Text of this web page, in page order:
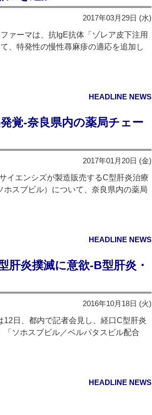
2017年03月29日 (水)
ァーマは、抗IgE抗体「ゾレア皮下注用
、特発性の慢性蕁麻疹の適応を追加し
HEADLINE NEWS
覚‐奈良県内の薬局チェー
2017年01月20日 (金)
エンシズが製造販売するC型肝炎治療
スブビル）について、奈良県内の薬局
HEADLINE NEWS
肝炎撲滅に意欲‐B型肝炎・
2016年10月18日 (火)
日、都内で記者会見し、経口C型肝炎
ソホスブビル／ベルパタスビル配合
HEADLINE NEWS